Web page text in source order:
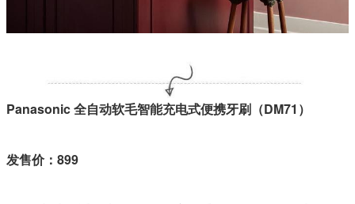
Panasonic 全自动软毛智能充电式便携牙刷（DM71）
发售价：899